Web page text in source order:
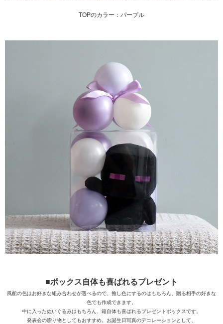
TOPのカラー：パープル
■ボックス自体も喜ばれるプレゼント
風船の色はお好きな組み合わせが選べるので、推し色にするのはもちろん、贈る相手の好きな
色でも作成できます。
中に入ったぬいぐるみはもちろん、箱自体も喜ばれるプレゼントボックスです。
発表会の贈り物としてもおすすめ。お誕生日写真のデコレーションとして、